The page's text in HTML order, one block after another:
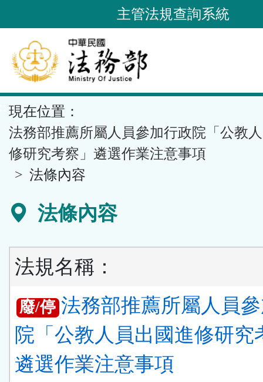
到
要
內
容
區
塊
主管法規查詢系統
現在位置：
法務部推薦所屬人員參加行政院「公教
修研究考察」遴選作業注意事項
法條內容
法條內容
法規名稱：
廢/停 法務部推薦所屬人員
院「公教人員出國進修研究
遴選作業注意事項